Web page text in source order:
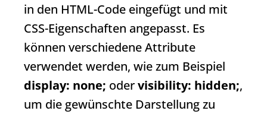
in den HTML-Code eingefügt und mit
CSS-Eigenschaften angepasst. Es
können verschiedene Attribute
verwendet werden, wie zum Beispiel
display: none; odervisibility: hidden;,
um die gewünschte Darstellung zu